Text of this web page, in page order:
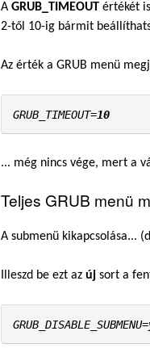
A GRUB_TIMEOUT értékét
2-től 10-ig bármit
Az érték a GRUB menü
GRUB_TIMEOUT=10
... még nincs vége, mert a
Teljes GRUB menü
A submenü kikapcsolása...
Illeszd be ezt az új sort a
GRUB_DISABLE_SUBMENU=